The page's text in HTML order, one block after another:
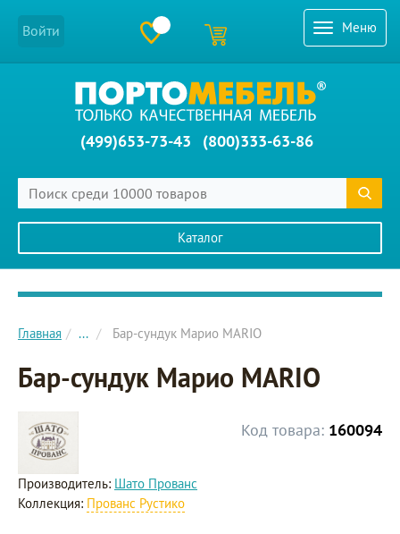
Меню
Войти
(499)653-73-43 (800)333-63-86
Каталог
Главное меню сайта
Главная ... Бар-сундук Марио MARIO
Бар-сундук Марио MARIO
Код товара: 160094
Производитель: Шато Прованс
Коллекция: Прованс Рустико